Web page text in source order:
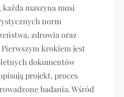
maszyna musi
norm
zdrowia oraz
krokiem jest
dokumentów
projekt, proces
badania. Wśród